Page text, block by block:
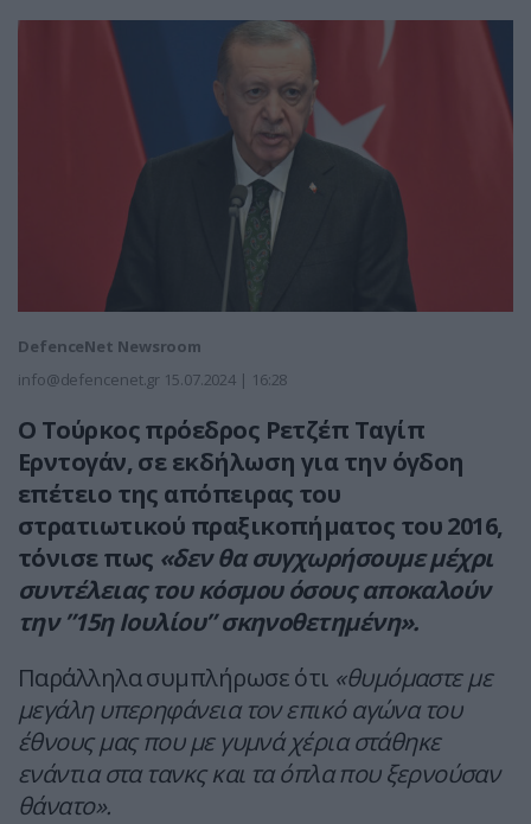
DefenceNet Newsroom
info@defencenet.gr 15.07.2024 | 16:28
Ο Τούρκος πρόεδρος Ρετζέπ Ταγίπ
Ερντογάν, σε εκδήλωση για την όγδοη
επέτειο της απόπειρας του
στρατιωτικού πραξικοπήματος του 2016,
τόνισε πως «δεν θα συγχωρήσουμε μέχρι
συντέλειας του κόσμου όσους αποκαλούν
την ”15η Ιουλίου” σκηνοθετημένη».
Παράλληλα συμπλήρωσε ότι «θυμόμαστε με
μεγάλη υπερηφάνεια τον επικό αγώνα του
έθνους μας που με γυμνά χέρια στάθηκε
ενάντια στα τανκς και τα όπλα που ξερνούσαν
θάνατο».